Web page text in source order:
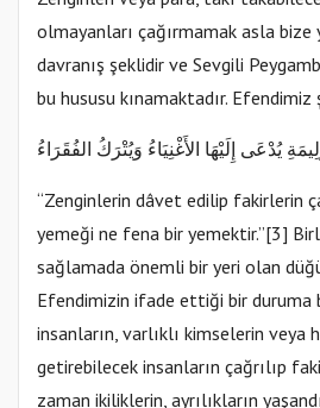
olmayanları çağırmamak asla bize
davranış şeklidir ve Sevgili
bu hususu kınamaktadır. Efendimiz
يُدْعَى إِلَيْهَا الأَغْنِيَاءُ وَيُتْرَكُ الفُقَرَاءُ
“Zenginlerin dâvet edilip fakirlerin
yemeği ne fena bir yemektir.”[3]
sağlamada önemli bir yeri olan
Efendimizin ifade ettiği bir duruma
insanların, varlıklı kimselerin veya
getirebilecek insanların çağrılıp
zaman ikiliklerin, ayrılıkların